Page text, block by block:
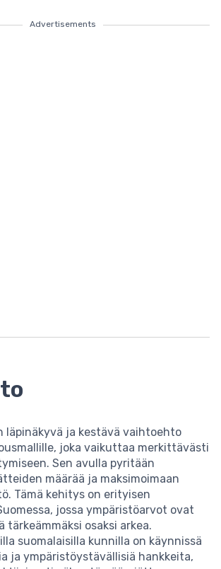
Advertisements
läpinäkyvä ja kestävä vaihtoehto
joka vaikuttaa merkittävästi
Sen avulla pyritään
määrää ja maksimoimaan
Tämä kehitys on erityisen
jossa ympäristöarvot ovat
tärkeämmäksi osaksi arkea.
suomalaisilla kunnilla on käynnissä
ja ympäristöystävällisiä hankkeita,